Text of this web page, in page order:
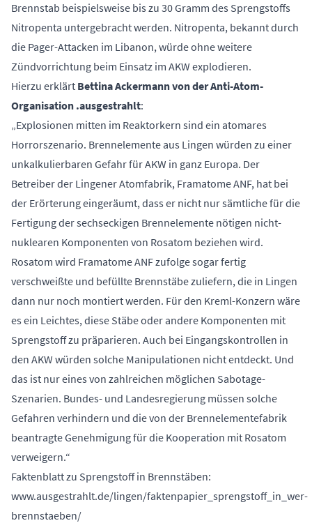
Brennstab beispielsweise bis zu 30 Gramm des Sprengstoffs
Nitropenta untergebracht werden. Nitropenta, bekannt durch
die Pager-Attacken im Libanon, würde ohne weitere
Zündvorrichtung beim Einsatz im AKW explodieren.
Hierzu erklärt Bettina Ackermann von der Anti-Atom-
Organisation .ausgestrahlt:
„Explosionen mitten im Reaktorkern sind ein atomares
Horrorszenario. Brennelemente aus Lingen würden zu einer
unkalkulierbaren Gefahr für AKW in ganz Europa. Der
Betreiber der Lingener Atomfabrik, Framatome ANF, hat bei
der Erörterung eingeräumt, dass er nicht nur sämtliche für die
Fertigung der sechseckigen Brennelemente nötigen nicht-
nuklearen Komponenten von Rosatom beziehen wird.
Rosatom wird Framatome ANF zufolge sogar fertig
verschweißte und befüllte Brennstäbe zuliefern, die in Lingen
dann nur noch montiert werden. Für den Kreml-Konzern wäre
es ein Leichtes, diese Stäbe oder andere Komponenten mit
Sprengstoff zu präparieren. Auch bei Eingangskontrollen in
den AKW würden solche Manipulationen nicht entdeckt. Und
das ist nur eines von zahlreichen möglichen Sabotage-
Szenarien. Bundes- und Landesregierung müssen solche
Gefahren verhindern und die von der Brennelementefabrik
beantragte Genehmigung für die Kooperation mit Rosatom
verweigern.“
Faktenblatt zu Sprengstoff in Brennstäben:
www.ausgestrahlt.de/lingen/faktenpapier_sprengstoff_in_wer-
brennstaeben/